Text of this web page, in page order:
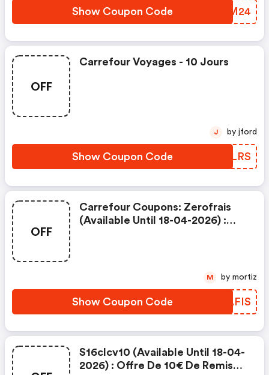
Show Coupon Code CCHM24
OFF
Carrefour Voyages - 10 Jours
Show Coupon Code HMJLRS
J by jford
OFF
Carrefour Coupons: Zerofrais
(available Until 18-04-2026) :
Chez Vous Passée Sur Le Site
Carrefour D'un Montant
Minimum De 100€ (hors Remises
Show Coupon Code NDAFIS
M by mortiz
S16clcv10 (available Until 18-04-
2026) : Offre De 10€ De Remise